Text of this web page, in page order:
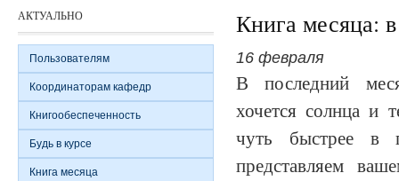
Книга месяца:
16 февраля
В последний
хочется солнца и
чуть быстрее в
представляем
АКТУАЛЬНО
Пользователям
Координаторам кафедр
Книгообеспеченность
Будь в курсе
Книга месяца